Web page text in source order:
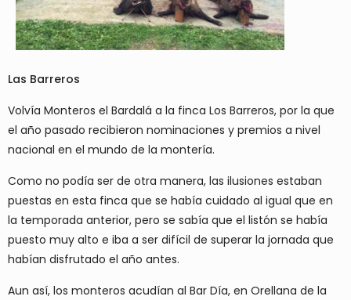
Las Barreros
Volvía Monteros el Bardalá a la finca Los Barreros, por la que
el año pasado recibieron nominaciones y premios a nivel
nacional en el mundo de la montería.
Como no podía ser de otra manera, las ilusiones estaban
puestas en esta finca que se había cuidado al igual que en
la temporada anterior, pero se sabía que el listón se había
puesto muy alto e iba a ser difícil de superar la jornada que
habían disfrutado el año antes.
Aun así, los monteros acudían al Bar Día, en Orellana de la